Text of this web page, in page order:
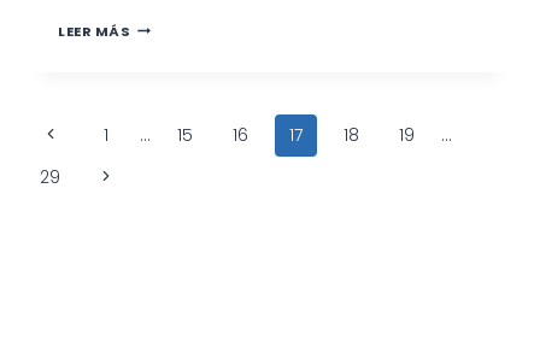
LEER MÁS LA
MARCHA
Navegación
de
Página
anterior
1 … 15 16 17 18 19
…
29
Siguiente